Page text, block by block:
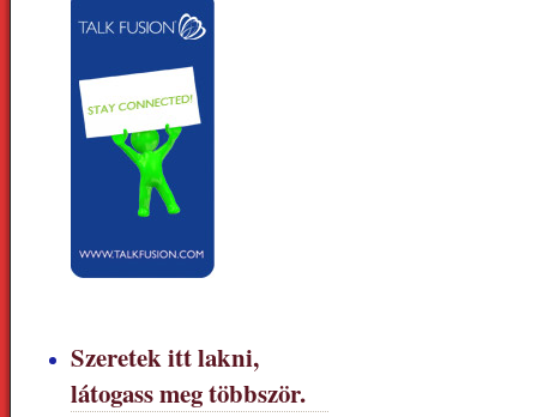
Szeretek itt lakni,
látogass meg többször.